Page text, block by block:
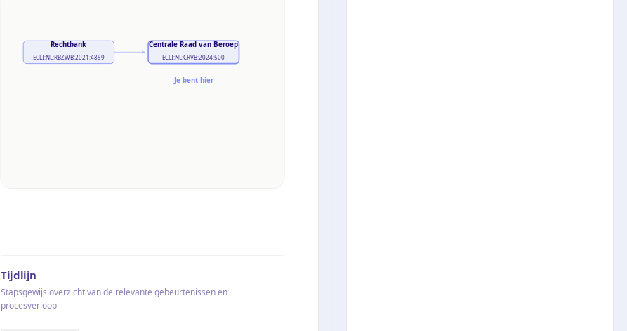
Rechtbank
ECLI:NL:RBZWB:2021:4859
Centrale Raad van Beroep
ECLI:NL:CRVB:2024:500
Je bent hier
Tijdlijn
Stapsgewijs overzicht van de relevante gebeurtenissen en
procesverloop